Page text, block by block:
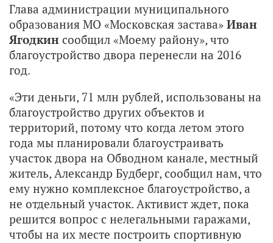
Глава администрации муниципального
образования МО «Московская застава» Иван
Ягодкин сообщил «Моему району», что
благоустройство двора перенесли на 2016
год.
«Эти деньги, 71 млн рублей, использованы на
благоустройство других объектов и
территорий, потому что когда летом этого
года мы планировали благоустраивать
участок двора на Обводном канале, местный
житель, Александр Будберг, сообщил нам, что
ему нужно комплексное благоустройство, а
не отдельный участок. Активист ждет, пока
решится вопрос с нелегальными гаражами,
чтобы на их месте построить спортивную